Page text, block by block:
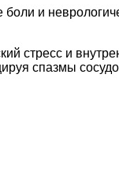
и
стресс и
спазмы